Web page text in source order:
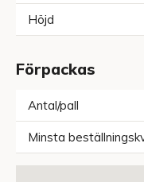
Höjd
Förpackas
Antal/pall
Minsta